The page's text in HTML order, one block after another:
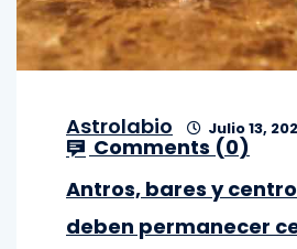
Astrolabio Julio 13,
Comments (0)
Antros, bares y
deben permanecer